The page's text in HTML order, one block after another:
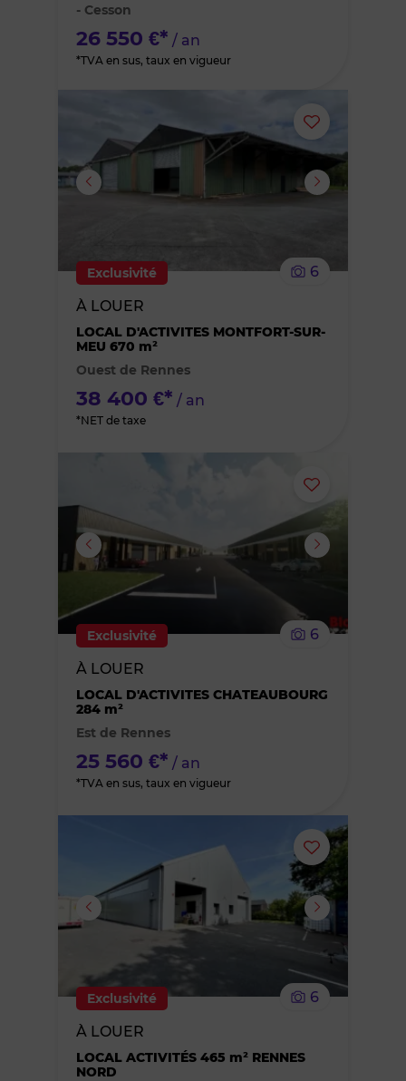
- Cesson
26 550 €* / an
*TVA en sus, taux en vigueur
Ajouter
ou
des
Exclusivité
6
À LOUER
LOCAL D'ACTIVITES MONTFORT-SUR-
MEU 670 m²
Ouest de Rennes
38 400 €* / an
*NET de taxe
Ajouter
ou
des
Exclusivité
6
À LOUER
LOCAL D'ACTIVITES CHATEAUBOURG
284 m²
Est de Rennes
25 560 €* / an
*TVA en sus, taux en vigueur
Ajouter
ou
supprimer
le
Exclusivité
6
À LOUER
LOCAL ACTIVITÉS 465 m² RENNES
NORD